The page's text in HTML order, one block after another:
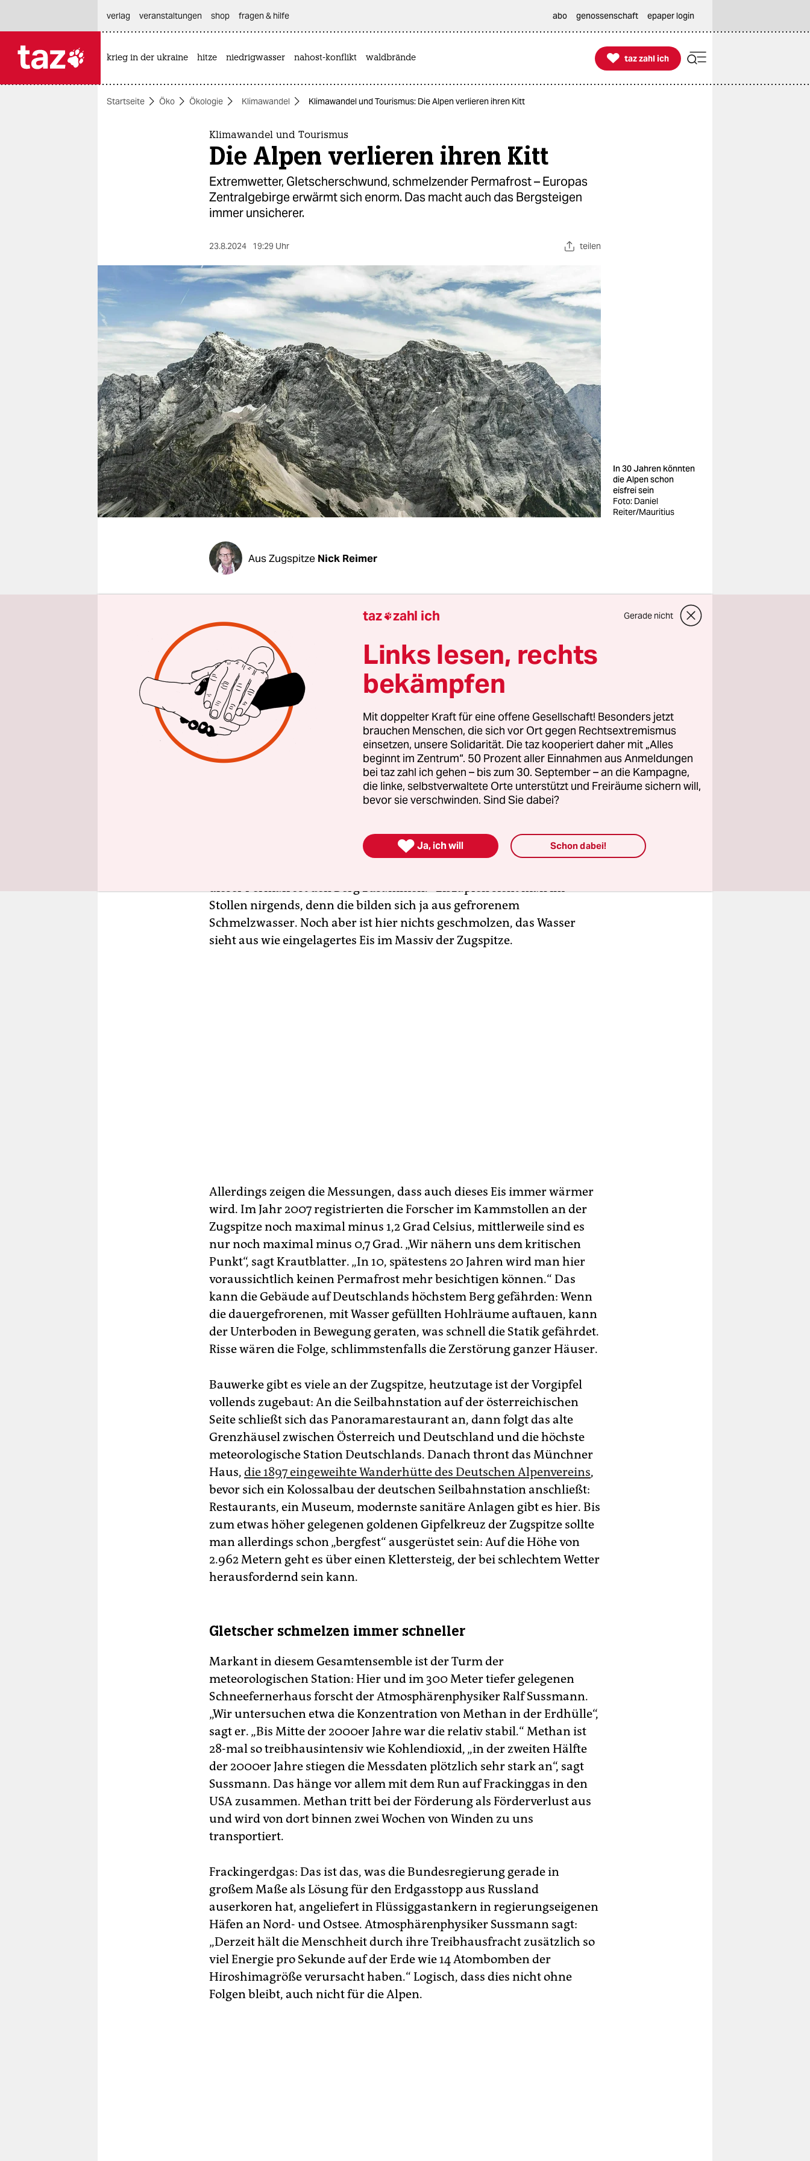
themen
nord
wahrheit
verlag
verlag
veranstaltungen
shop
fragen & hilfe
unterstützen
abo
genossenschaft
verlag
veranstaltungen shop fragen & hilfe abo genossenschaft epaper login
krieg in der ukraine hitze niedrigwasser nahost-konflikt waldbrände 
taz zahl ich
taz zahl ich
Startseite Öko Ökologie Klimawandel Klimawandel und Tourismus: Die Alpen verlieren ihren Kitt
Klimawandel und Tourismus
Die Alpen verlieren ihren Kitt
Extremwetter, Gletscherschwund, schmelzender Permafrost – Europas
Zentralgebirge erwärmt sich enorm. Das macht auch das Bergsteigen
immer unsicherer.
23.8.2024 19:29 Uhr teilen
In 30 Jahren könnten
die Alpen schon
eisfrei sein
Foto: Daniel
Reiter/Mauritius
Aus Zugspitze Nick Reimer
| Es ist der höchste Schacht in Deutschland: Vor fast einhundert
Jahren errichtet, fuhren hier auf etwa 2.800 Höhenmetern einst
Skifahrer von der österreichischen Zugspitzbahn unter einem
Felssattel hindurch auf die deutsche Seite. Knapp 800 Meter ist die
Röhre lang, an ihrem Eingang warnt heute ein Schild: „Stollen wegen
Frostschäden teilweise schlecht begehbar.“ Aber der Schacht wird
ohnehin nur noch zu Forschungszwecken betreten: Wissenschaftler
der Technischen Universität (TU) München untersuchen hier den
Permafrost.
Wenn die Erde wegen Temperaturen, die nicht über null Grad steigen,
niemals auftaut, spricht man von Permafrost. Auf rund 23 Millionen
aber auch in den Hochgebirgen gibt es ihn. „Alle Spalten und Risse in
diesem Tunnel sind mit gefrorenem Wasser gefüllt“, erklärt Michael
dieser Permafrost den Berg zusammen.“ Eiszapfen sieht man im
Stollen nirgends, denn die bilden sich ja aus gefrorenem
Schmelzwasser. Noch aber ist hier nichts geschmolzen, das Wasser
sieht aus wie eingelagertes Eis im Massiv der Zugspitze.
Allerdings zeigen die Messungen, dass auch dieses Eis immer wärmer
wird. Im Jahr 2007 registrierten die Forscher im Kammstollen an der
Zugspitze noch maximal minus 1,2 Grad Celsius, mittlerweile sind es
nur noch maximal minus 0,7 Grad. „Wir nähern uns dem kritischen
Punkt“, sagt Krautblatter. „In 10, spätestens 20 Jahren wird man hier
voraussichtlich keinen Permafrost mehr besichtigen können.“ Das
kann die Gebäude auf Deutschlands höchstem Berg gefährden: Wenn
die dauergefrorenen, mit Wasser gefüllten Hohlräume auftauen, kann
der Unterboden in Bewegung geraten, was schnell die Statik gefährdet.
Risse wären die Folge, schlimmstenfalls die Zerstörung ganzer Häuser.
Bauwerke gibt es viele an der Zugspitze, heutzutage ist der Vorgipfel
vollends zugebaut: An die Seilbahnstation auf der österreichischen
Seite schließt sich das Panoramarestaurant an, dann folgt das alte
Grenzhäusel zwischen Österreich und Deutschland und die höchste
meteorologische Station Deutschlands. Danach thront das Münchner
Haus, die 1897 eingeweihte Wanderhütte des Deutschen Alpenvereins,
bevor sich ein Kolossalbau der deutschen Seilbahnstation anschließt:
Restaurants, ein Museum, modernste sanitäre Anlagen gibt es hier. Bis
zum etwas höher gelegenen goldenen Gipfelkreuz der Zugspitze sollte
man allerdings schon „bergfest“ ausgerüstet sein: Auf die Höhe von
2.962 Metern geht es über einen Klettersteig, der bei schlechtem Wetter
herausfordernd sein kann.
Gletscher schmelzen immer schneller
Markant in diesem Gesamtensemble ist der Turm der
meteorologischen Station: Hier und im 300 Meter tiefer gelegenen
Schneefernerhaus forscht der Atmosphärenphysiker Ralf Sussmann.
„Wir untersuchen etwa die Konzentration von Methan in der Erdhülle“,
sagt er. „Bis Mitte der 2000er Jahre war die relativ stabil.“ Methan ist
28-mal so treibhausintensiv wie Kohlendioxid, „in der zweiten Hälfte
der 2000er Jahre stiegen die Messdaten plötzlich sehr stark an“, sagt
Sussmann. Das hänge vor allem mit dem Run auf Frackinggas in den
USA zusammen. Methan tritt bei der Förderung als Förderverlust aus
und wird von dort binnen zwei Wochen von Winden zu uns
transportiert.
Frackingerdgas: Das ist das, was die Bundesregierung gerade in
großem Maße als Lösung für den Erdgasstopp aus Russland
auserkoren hat, angeliefert in Flüssiggastankern in regierungseigenen
Häfen an Nord- und Ostsee. Atmosphärenphysiker Sussmann sagt:
„Derzeit hält die Menschheit durch ihre Treibhausfracht zusätzlich so
viel Energie pro Sekunde auf der Erde wie 14 Atombomben der
Hiroshimagröße verursacht haben.“ Logisch, dass dies nicht ohne
Folgen bleibt, auch nicht für die Alpen.
taz zahl ich Gerade nicht
Links lesen, rechts
bekämpfen
Mit doppelter Kraft für eine offene Gesellschaft! Besonders jetzt
brauchen Menschen, die sich vor Ort gegen Rechtsextremismus
einsetzen, unsere Solidarität. Die taz kooperiert daher mit „Alles
beginnt im Zentrum“. 50 Prozent aller Einnahmen aus Anmeldungen
bei taz zahl ich gehen – bis zum 30. September – an die Kampagne,
die linke, selbstverwaltete Orte unterstützt und Freiräume sichern will,
bevor sie verschwinden. Sind Sie dabei?
 Ja, ich will Schon dabei!